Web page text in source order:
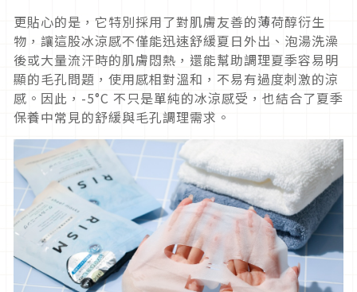
更貼心的是，它特別採用了對肌膚友善的薄荷醇衍生
物，讓這股冰涼感不僅能迅速舒緩夏日外出、泡湯洗澡
後或大量流汗時的肌膚悶熱，還能幫助調理夏季容易明
顯的毛孔問題，使用感相對溫和，不易有過度刺激的涼
感。因此，-5°C 不只是單純的冰涼感受，也結合了夏季
保養中常見的舒緩與毛孔調理需求。